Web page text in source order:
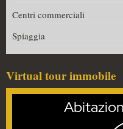
Centri commerciali
Spiaggia
Virtual tour immobile